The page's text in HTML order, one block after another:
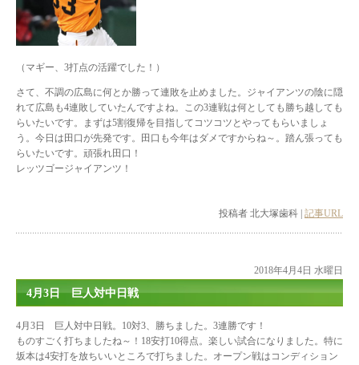
（マギー、3打点の活躍でした！）
さて、不調の広島に何とか勝って連敗を止めました。ジャイアンツの陰に隠
れて広島も4連敗していたんですよね。この3連戦は何としても勝ち越しても
らいたいです。まずは5割復帰を目指してコツコツとやってもらいましょ
う。今日は田口が先発です。田口も今年はダメですからね～。踏ん張っても
らいたいです。頑張れ田口！
レッツゴージャイアンツ！
投稿者 北大塚歯科 | 記事URL
2018年4月4日 水曜日
4月3日 巨人対中日戦
4月3日 巨人対中日戦。10対3、勝ちました。3連勝です！
ものすごく打ちましたね～！18安打10得点。楽しい試合になりました。特に
坂本は4安打を放ちいいところで打ちました。オープン戦はコンディション